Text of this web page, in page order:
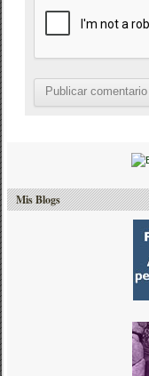
Mis Blogs